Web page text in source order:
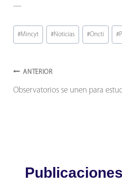
—
Etiquetas
de
entrada:
#Mincyt #Noticias #Oncti #
Navegación
de
ANTERIOR
Observatorios se unen para